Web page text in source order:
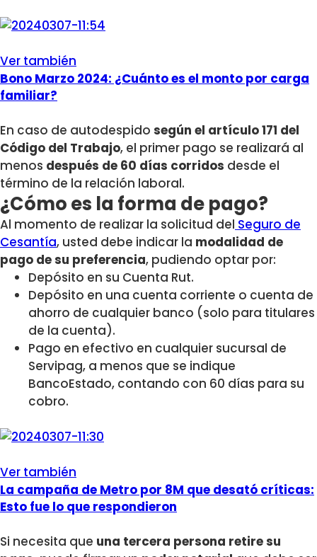
Ver también
Bono Marzo 2024: ¿Cuánto es el monto por carga
familiar?
En caso de autodespido según el artículo 171 del
Código del Trabajo, el primer pago se realizará al
menos después de 60 días corridos desde el
término de la relación laboral.
¿Cómo es la forma de pago?
Al momento de realizar la solicitud del Seguro de
Cesantía, usted debe indicar la modalidad de
pago de su preferencia, pudiendo optar por:
Depósito en su Cuenta Rut.
Depósito en una cuenta corriente o cuenta de
ahorro de cualquier banco (solo para titulares
de la cuenta).
Pago en efectivo en cualquier sucursal de
Servipag, a menos que se indique
BancoEstado, contando con 60 días para su
cobro.
Ver también
La campaña de Metro por 8M que desató críticas:
Esto fue lo que respondieron
Si necesita que una tercera persona retire su